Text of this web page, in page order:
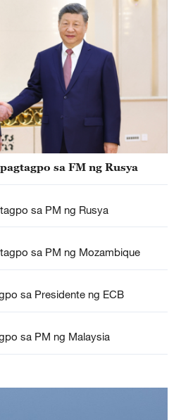
sa FM ng Rusya
sa PM ng Rusya
sa PM ng Mozambique
sa Presidente ng ECB
sa PM ng Malaysia